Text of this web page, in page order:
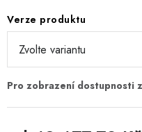
Verze produktu